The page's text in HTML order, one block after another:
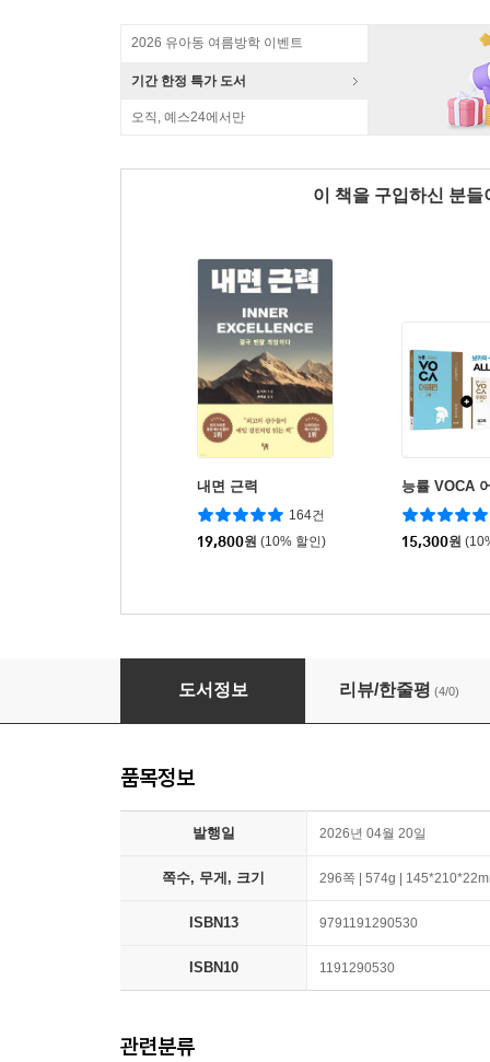
2026 유아동 여름방학 이벤트
기간 한정 특가 도서
오직, 예스24에서만
이 책을 구입하신 분
내면 근력
164건
19,800원 (10% 할인)
능률 VOCA
15,300원
커피 철학과 과학
도서정보 리뷰/한줄평 (4/0)
품목정보
발행일 2026년 04월 20일
쪽수, 무게, 크기 296쪽 | 574g |
ISBN13 9791191290530
ISBN10 1191290530
관련분류